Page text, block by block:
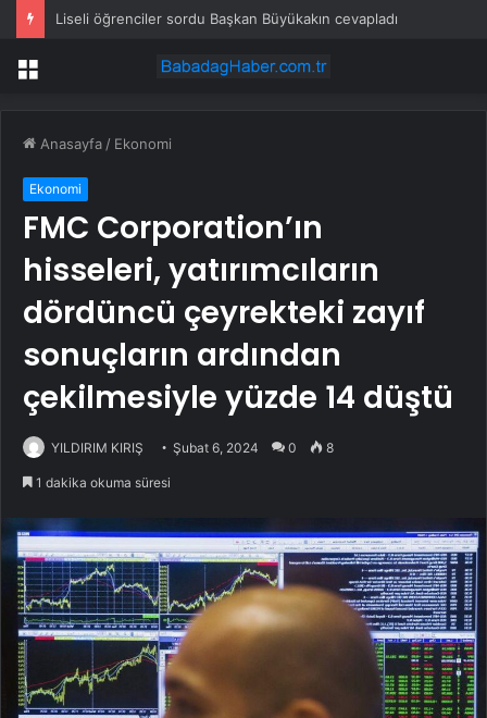
Liseli öğrenciler sordu Başkan Büyükakın cevapladı
Menü
Anasayfa / Ekonomi
Ekonomi
FMC Corporation’ın
hisseleri, yatırımcıların
dördüncü çeyrekteki zayıf
sonuçların ardından
çekilmesiyle yüzde 14 düştü
YILDIRIM KIRIŞ Şubat 6, 2024 0 8
1 dakika okuma süresi